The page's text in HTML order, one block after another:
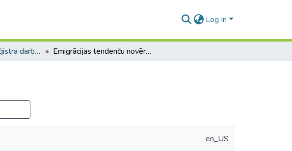
Log In
Bakalaura un maģistra darbi (ESZF) / Bachelor's and Master's theses Emigrācijas tendenču novērtējums Latvijā
en_US